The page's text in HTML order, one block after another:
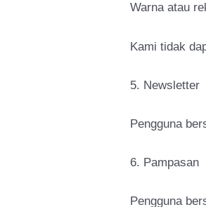
Warna atau
Kami tidak
5. Newsletter
Pengguna
6. Pampasan
Pengguna